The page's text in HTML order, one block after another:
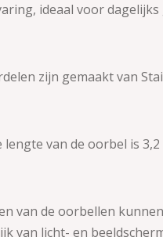
ideaal voor dagelijks
zijn gemaakt van
lengte van de oorbel is 3,2
van de oorbellen
van licht- en